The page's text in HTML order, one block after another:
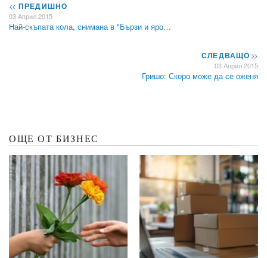
<< ПРЕДИШНО
03 Април 2015
Най-скъпата кола, снимана в "Бързи и яро…
СЛЕДВАЩО>>
03 Април 2015
Гришо: Скоро може да се оженя
ОЩЕ ОТ БИЗНЕС